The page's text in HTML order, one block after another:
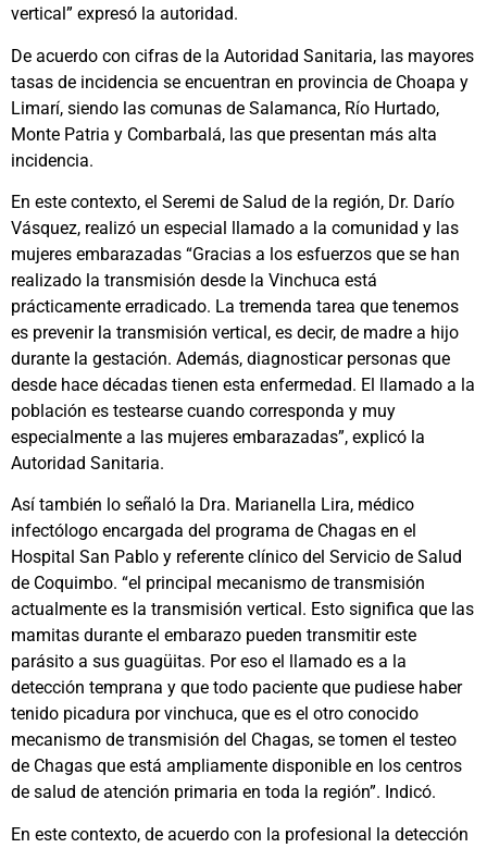
vertical” expresó la autoridad.
De acuerdo con cifras de la Autoridad Sanitaria, las mayores
tasas de incidencia se encuentran en provincia de Choapa y
Limarí, siendo las comunas de Salamanca, Río Hurtado,
Monte Patria y Combarbalá, las que presentan más alta
incidencia.
En este contexto, el Seremi de Salud de la región, Dr. Darío
Vásquez, realizó un especial llamado a la comunidad y las
mujeres embarazadas “Gracias a los esfuerzos que se han
realizado la transmisión desde la Vinchuca está
prácticamente erradicado. La tremenda tarea que tenemos
es prevenir la transmisión vertical, es decir, de madre a hijo
durante la gestación. Además, diagnosticar personas que
desde hace décadas tienen esta enfermedad. El llamado a la
población es testearse cuando corresponda y muy
especialmente a las mujeres embarazadas”, explicó la
Autoridad Sanitaria.
Así también lo señaló la Dra. Marianella Lira, médico
infectólogo encargada del programa de Chagas en el
Hospital San Pablo y referente clínico del Servicio de Salud
de Coquimbo. “el principal mecanismo de transmisión
actualmente es la transmisión vertical. Esto significa que las
mamitas durante el embarazo pueden transmitir este
parásito a sus guagüitas. Por eso el llamado es a la
detección temprana y que todo paciente que pudiese haber
tenido picadura por vinchuca, que es el otro conocido
mecanismo de transmisión del Chagas, se tomen el testeo
de Chagas que está ampliamente disponible en los centros
de salud de atención primaria en toda la región”. Indicó.
En este contexto, de acuerdo con la profesional la detección